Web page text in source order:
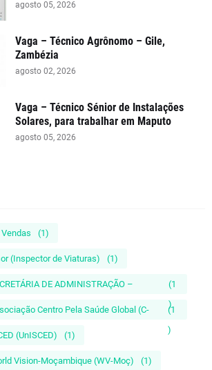
agosto 05, 2026
Vaga – Técnico Agrônomo – Gile,
Zambézia
agosto 02, 2026
Vaga – Técnico Sénior de Instalações
Solares, para trabalhar em Maputo
agosto 05, 2026
(1)
(Inspector de Viaturas) (1)
DE ADMINISTRAÇÃO –
(1
)
Centro Pela Saúde Global (C-
(1
)
(UnISCED) (1)
Vision-Moçambique (WV-Moç) (1)